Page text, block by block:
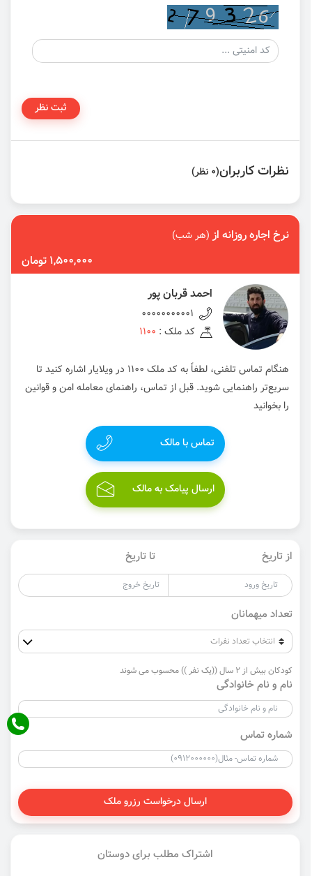
ثبت نظر
نظرات کاربران(0 نظر)
نرخ اجاره روزانه از(هر شب)
1,500,000 تومان
احمد قربان پور
00000000001
کد ملک : 1100
هنگام تماس تلفنی، لطفاً به کد ملک 1100 در ویلایار اشاره کنید تا
سریع‌تر راهنمایی شوید. قبل از تماس، راهنمای معامله امن و قوانین
را بخوانید
تماس با مالک
ارسال پیامک به مالک
از تاریخ تا تاریخ
تعداد میهمانان
کودکان بیش از 2 سال ((یک نفر )) محسوب می شوند
نام و نام خانوادگی
شماره تماس
ارسال درخواست رزرو ملک
اشتراک مطلب برای دوستان